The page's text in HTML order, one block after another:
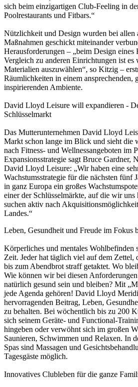
sich beim einzigartigen Club-Feeling in
Poolrestaurants und Fitbars.“
Nützlichkeit und Design wurden bei allen
Maßnahmen geschickt miteinander
Herausforderungen – „beim Design eines
Vergleich zu anderen Einrichtungen ist es
Materialien auszuwählen“, so Kitzig –
Räumlichkeiten in einem ansprechenden,
inspirierenden Ambiente.
David Lloyd Leisure will expandieren -
Schlüsselmarkt
Das Mutterunternehmen David Lloyd
Markt schon lange im Blick und sieht die
nach Fitness- und Wellnessangeboten im
Expansionsstrategie sagt Bruce Gardner,
David Lloyd Leisure: „Wir haben eine
Wachstumsstrategie für die nächsten fünf
in ganz Europa ein großes
einer der Schlüsselmärkte, auf die wir
suchen aktiv nach
Landes.“
Leben, Gesundheit und Freude im Fokus
Körperliches und mentales Wohlbefinden
Zeit. Jeder hat täglich viel auf dem Zettel,
bis zum Abendbrot straff getaktet. Wo
Wie können wir bei diesen Anforderungen
natürlich gesund sein und bleiben? Mit
jede Agenda gehören! David Lloyd
hervorragenden Beitrag, Leben,
zu behalten. Bei wöchentlich bis zu 200
sich seinem Geräte- und Functional-
hingeben oder verwöhnt sich im großen
Saunieren, Schwimmen und Relaxen. In
Spas sind Massagen und
Tagesgäste möglich.
Innovatives Clubleben für die ganze